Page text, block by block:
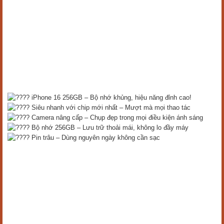
iPhone 16 256GB – Bộ nhớ khủng, hiệu năng đỉnh cao!
Siêu nhanh với chip mới nhất – Mượt mà mọi thao tác
Camera nâng cấp – Chụp đẹp trong mọi điều kiện ánh sáng
Bộ nhớ 256GB – Lưu trữ thoải mái, không lo đầy máy
Pin trâu – Dùng nguyên ngày không cần sạc